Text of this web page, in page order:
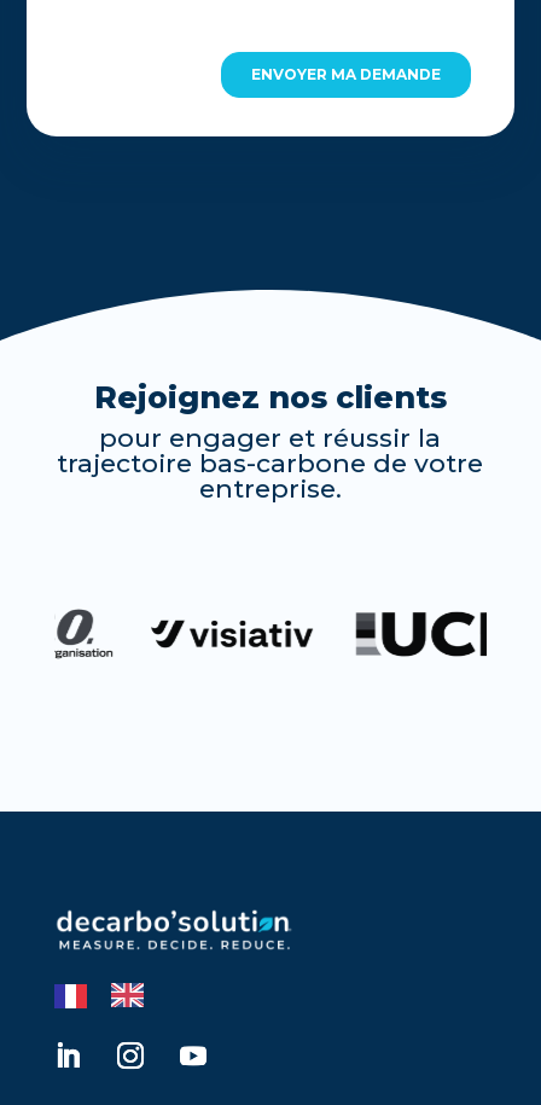
Rejoignez nos clients
pour engager et réussir la
trajectoire bas-carbone de votre
entreprise.